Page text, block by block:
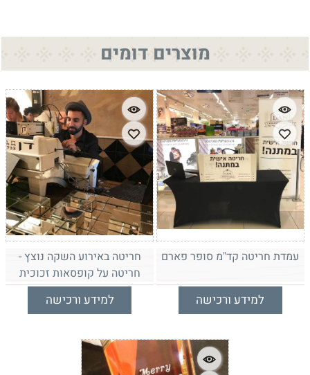
מוצרים דומים
עמדת חריטה קד"מ סופר פארם
למידע ורכישה
חריטה באירוע השקה נוצץ -
חריטה על קופסאות זכוכית
למידע ורכישה